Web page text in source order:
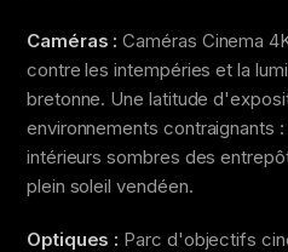
Caméras : Caméras Cinema
contre les intempéries et la
bretonne. Une latitude
environnements contraignants
intérieurs sombres des
plein soleil vendéen.
Optiques : Parc d'objectifs